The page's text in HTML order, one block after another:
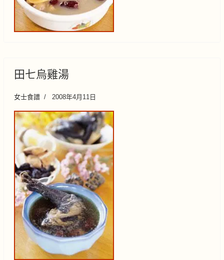
田七烏雞湯
女士食譜 2008年4月11日